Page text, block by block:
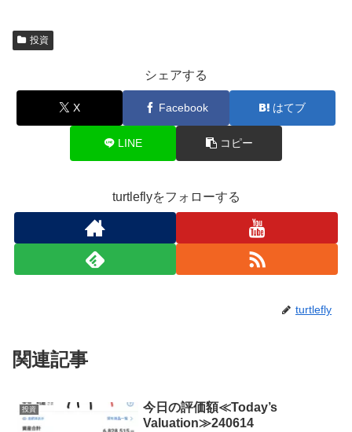
投資
シェアする
X Facebook はてブ
LINE コピー
turtleflyをフォローする
turtlefly
関連記事
投資
今日の評価額≪Today’s
Valuation≫240614